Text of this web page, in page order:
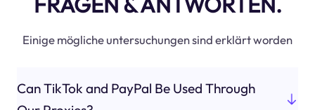
Einige mögliche untersuchungen sind erklärt worden
Can TikTok and PayPal Be Used Through